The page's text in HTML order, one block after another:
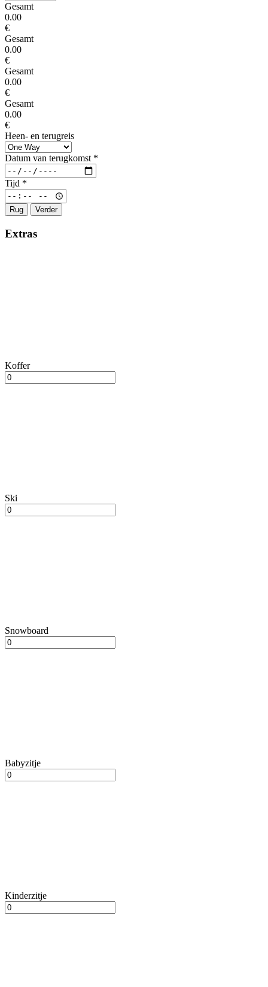
Gesamt
0.00
€
Gesamt
0.00
€
Gesamt
0.00
€
Gesamt
0.00
€
Heen- en terugreis
Datum van terugkomst *
Tijd *
Rug Verder
Extras
Koffer
Ski
Snowboard
Babyzitje
Kinderzitje